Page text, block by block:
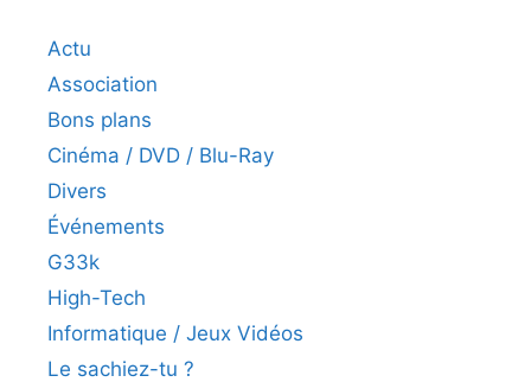
Actu
Association
Bons plans
Cinéma / DVD / Blu-Ray
Divers
Événements
G33k
High-Tech
Informatique / Jeux Vidéos
Le sachiez-tu ?